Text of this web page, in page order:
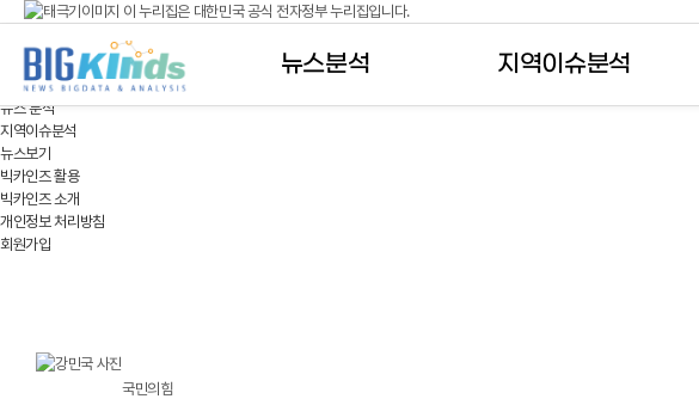
이 누리집은 대한민국 공식 전자정부 누리집입니다.
공식 누리집 주소 확인하기
go.kr 주소를 사용하는 누리집은 대한민국 정부기관이 관리하는 누리집입니다.
운영중인 공식 누리집보기
뉴스분석 지역이슈분석
국회의원 뉴스
뉴스 분석
지역이슈분석
뉴스보기
빅카인즈 활용
빅카인즈 소개
개인정보 처리방침
회원가입
국민의힘